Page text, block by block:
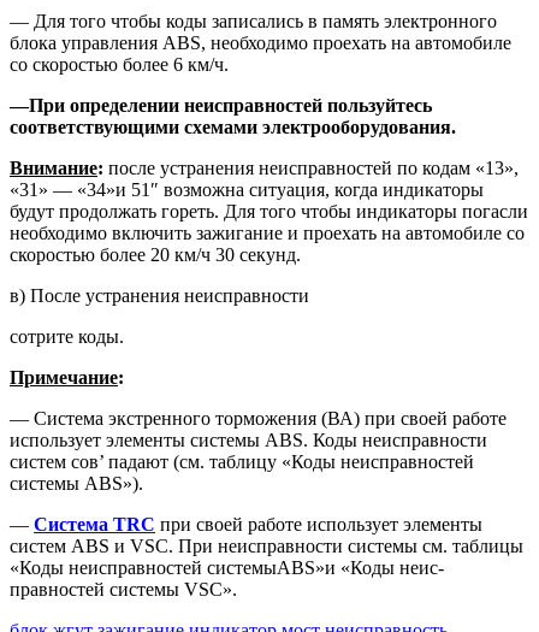
— Для того чтобы коды записались в память электронного
блока управления ABS, необходимо про­ехать на автомобиле
со скоро­стью более 6 км/ч.
—При определении неисправностей пользуйтесь
соответствующими схемами электрооборудования.
Внимание: после устранения неис­правностей по кодам «13»,
«31» — «34»и 51″ возможна ситуация, когда инди­каторы
будут продолжать гореть. Для того чтобы индикаторы погасли
необходимо включить зажигание и проехать на автомобиле со
скоро­стью более 20 км/ч 30 секунд.
в) После устранения неисправности
сотрите коды.
Примечание:
— Система экстренного тормо­жения (ВА) при своей работе
ис­пользует элементы системы ABS. Коды неисправности
систем сов’ падают (см. таблицу «Коды неис­правностей
системы ABS»).
— Система TRC при своей работе использует элементы
систем ABS и VSC. При неисправности систе­мы см. таблицы
«Коды неисправно­стей системыABS»и «Коды неис­
правностей системы VSC».